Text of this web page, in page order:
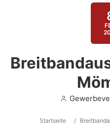
Location
Startseite /